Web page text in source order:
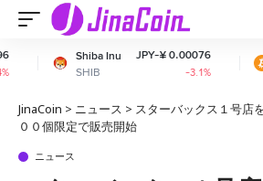
Inu
JPY-¥ 0.00076
-3.1%
Bitcoin
BTC
JPY-
JinaCoin > ニュース > スターバックス１号店
００個限定で販売開始
ニュース